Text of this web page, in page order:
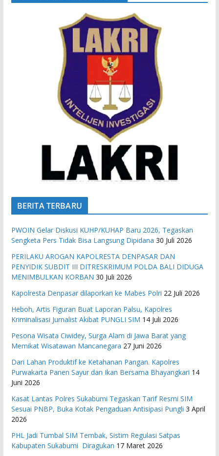
BERITA TERBARU
PWOIN Gelar Diskusi KUHP/KUHAP Baru 2026, Tegaskan
Sengketa Pers Tidak Bisa Langsung Dipidana 30 Juli 2026
PERILAKU AROGAN KAPOLRESTA DENPASAR DAN
PENYIDIK SUBDIT III DITRESKRIMUM POLDA BALI DIDUGA
MENIMBULKAN KORBAN 30 Juli 2026
Kapolresta Denpasar dilaporkan ke Mabes Polri 22 Juli 2026
Heboh, Artis Figuran Buat Laporan Palsu, Kapolres
Kriminalisasi Jurnalist Akibat PUNGLI SIM 14 Juli 2026
Pesona Wisata Ciwidey, Surga Alam di Jawa Barat yang
Memikat Wisatawan Mancanegara 27 Juni 2026
Dari Lahan Produktif ke Ketahanan Pangan. Kapolres
Purwakarta Panen Sayur dan Ikan Bersama Bhayangkari 14
Juni 2026
Kasat Lantas Polres Sukabumi Tegaskan Tarif Resmi SIM
Sesuai PNBP, Buka Kotak Pengaduan Antisipasi Pungli 3 April
2026
PHL Jadi Tumbal SIM Tembak, Sistim Regulasi Satpas
Kabupaten Sukabumi Diragukan 17 Maret 2026